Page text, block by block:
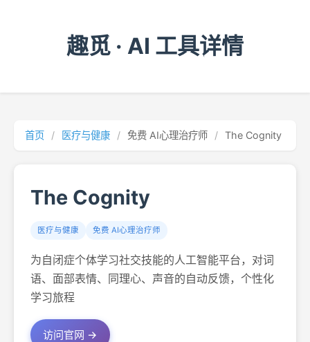
趣觅 · AI 工具详情
首页 / 医疗与健康 / 免费 AI心理治疗师 / The Cognity
The Cognity
医疗与健康 免费 AI心理治疗师
为自闭症个体学习社交技能的人工智能平台，对词
语、面部表情、同理心、声音的自动反馈，个性化
学习旅程
访问官网 →